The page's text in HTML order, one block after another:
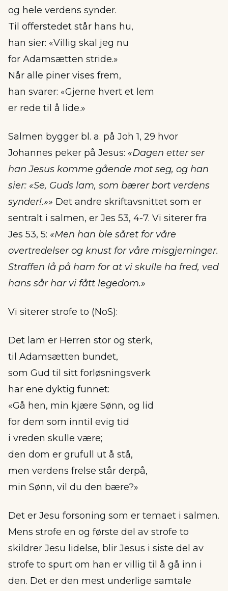
og hele verdens synder.
Til offerstedet står hans hu,
han sier: «Villig skal jeg nu
for Adamsætten stride.»
Når alle piner vises frem,
han svarer: «Gjerne hvert et lem
er rede til å lide.»
Salmen bygger bl. a. på Joh 1, 29 hvor
Johannes peker på Jesus: «Dagen etter ser
han Jesus komme gående mot seg, og han
sier: «Se, Guds lam, som bærer bort verdens
synder!.»» Det andre skriftavsnittet som er
sentralt i salmen, er Jes 53, 4-7. Vi siterer fra
Jes 53, 5: «Men han ble såret for våre
overtredelser og knust for våre misgjerninger.
Straffen lå på ham for at vi skulle ha fred, ved
hans sår har vi fått legedom.»
Vi siterer strofe to (NoS):
Det lam er Herren stor og sterk,
til Adamsætten bundet,
som Gud til sitt forløsningsverk
har ene dyktig funnet:
«Gå hen, min kjære Sønn, og lid
for dem som inntil evig tid
i vreden skulle være;
den dom er grufull ut å stå,
men verdens frelse står derpå,
min Sønn, vil du den bære?»
Det er Jesu forsoning som er temaet i salmen.
Mens strofe en og første del av strofe to
skildrer Jesu lidelse, blir Jesus i siste del av
strofe to spurt om han er villig til å gå inn i
den. Det er den mest underlige samtale